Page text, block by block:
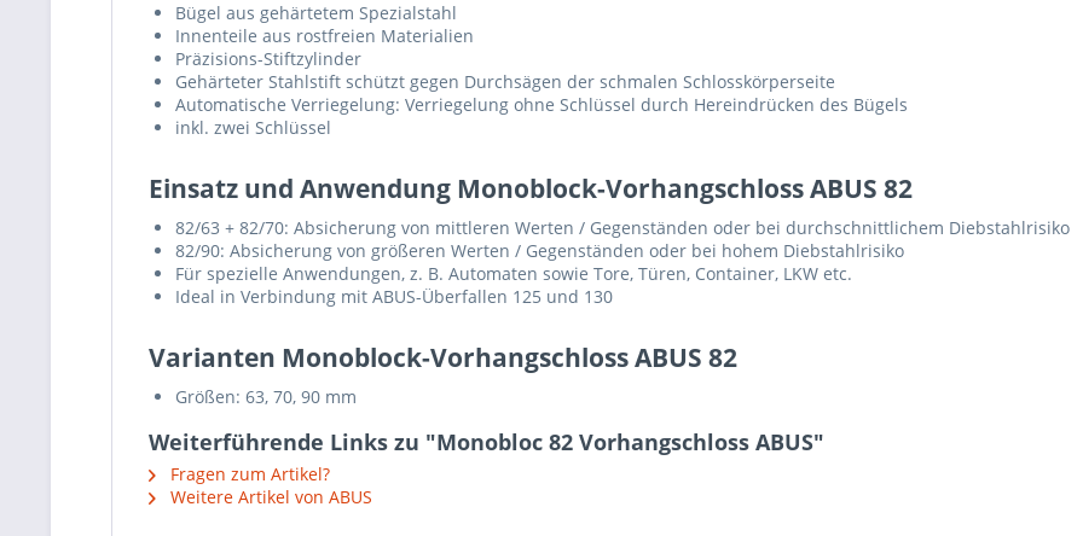
Bügel aus gehärtetem Spezialstahl
Innenteile aus rostfreien Materialien
Präzisions-Stiftzylinder
Gehärteter Stahlstift schützt gegen Durchsägen der schmalen Schlosskörperseite
Automatische Verriegelung: Verriegelung ohne Schlüssel durch Hereindrücken des Bügels
inkl. zwei Schlüssel
Einsatz und Anwendung Monoblock-Vorhangschloss ABUS 82
82/63 + 82/70: Absicherung von mittleren Werten / Gegenständen oder bei durchschnittlichem Diebstahlrisiko
82/90: Absicherung von größeren Werten / Gegenständen oder bei hohem Diebstahlrisiko
Für spezielle Anwendungen, z. B. Automaten sowie Tore, Türen, Container, LKW etc.
Ideal in Verbindung mit ABUS-Überfallen 125 und 130
Varianten Monoblock-Vorhangschloss ABUS 82
Größen: 63, 70, 90 mm
Weiterführende Links zu "Monobloc 82 Vorhangschloss ABUS"
Fragen zum Artikel?
Weitere Artikel von ABUS